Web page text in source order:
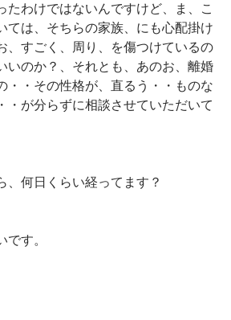
たわけではないんですけど、ま、こ
ては、そちらの家族、にも心配掛け
、すごく、周り、を傷つけているの
いのか？、それとも、あのお、離婚
・・その性格が、直るう・・ものな
・が分らずに相談させていただいて
、何日くらい経ってます？
す。